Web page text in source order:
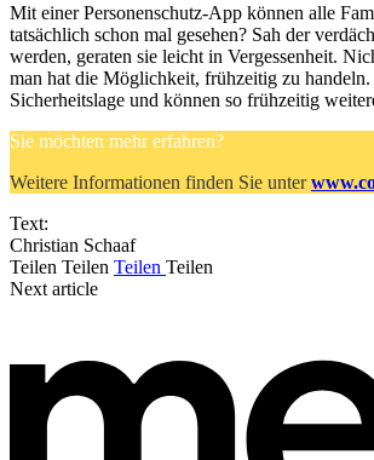
Mit einer Personenschutz-App können alle
tatsächlich schon mal gesehen? Sah der
werden, geraten sie leicht in Vergessenheit.
man hat die Möglichkeit, frühzeitig zu
Sicherheitslage und können so frühzeitig
Sie möchten mehr erfahren?
Weitere Informationen finden Sie unter
Text:
Christian Schaaf
Teilen Teilen Teilen Teilen
Next article